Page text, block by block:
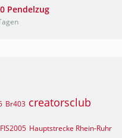
Pendelzug
Br403 creatorsclub
FIS2005 Hauptstrecke Rhein-Ruhr